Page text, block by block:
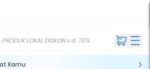
LOKAL DISKON s.d. 70%
Kamu